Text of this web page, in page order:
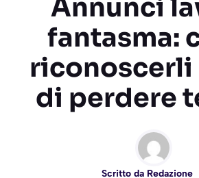
Annunci
fantasma:
riconoscerli
di perdere
Scritto da Redazione